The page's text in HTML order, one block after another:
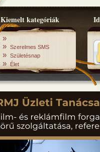
Kiemelt kategóriák
»
» Szerelmes SMS
» Születésnap
» Élet